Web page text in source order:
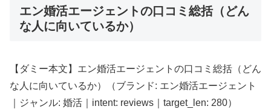
エン婚活エージェントの口コミ総括（どん
な人に向いているか）
【ダミー本文】エン婚活エージェントの口コミ総括（どん
な人に向いているか）（ブランド: エン婚活エージェント
｜ジャンル: 婚活｜intent: reviews｜target_len: 280）